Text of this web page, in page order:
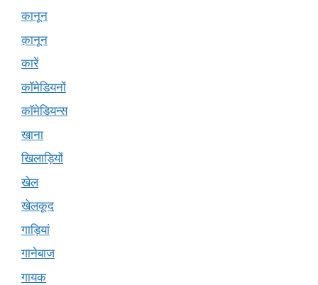
कानून
क़ानून
कारें
कॉमेडियनों
कॉमेडियन्स
खाना
खिलाड़ियों
खेल
खेलकूद
गाड़ियां
गानेबाज
गायक